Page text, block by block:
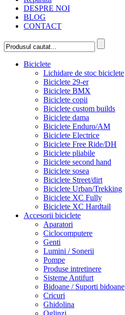
DESPRE NOI
BLOG
CONTACT
Biciclete
Lichidare de stoc biciclete
Biciclete 29-er
Biciclete BMX
Biciclete copii
Biciclete custom builds
Biciclete dama
Biciclete Enduro/AM
Biciclete Electrice
Biciclete Free Ride/DH
Biciclete pliabile
Biciclete second hand
Biciclete sosea
Biciclete Street/dirt
Biciclete Urban/Trekking
Biciclete XC Fully
Biciclete XC Hardtail
Accesorii biciclete
Aparatori
Ciclocomputere
Genti
Lumini / Sonerii
Pompe
Produse intretinere
Sisteme Antifurt
Bidoane / Suporti bidoane
Cricuri
Ghidolina